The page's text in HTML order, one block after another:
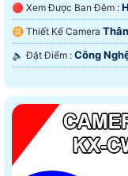
🔴 Xem Được Ban Đêm :
Dụng.♊ Thiết Kế Camera
️🔈 Đặt Điểm : Công